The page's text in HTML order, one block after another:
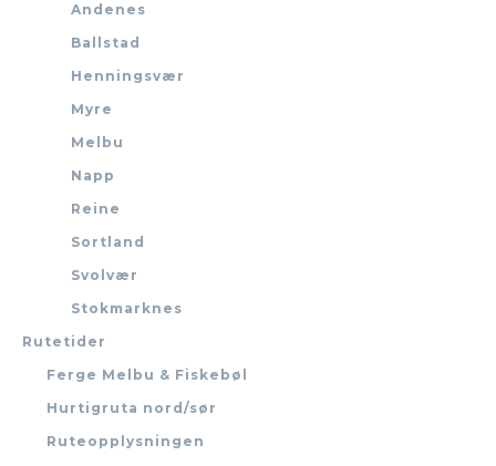
Andenes
Ballstad
Henningsvær
Myre
Melbu
Napp
Reine
Sortland
Svolvær
Stokmarknes
Rutetider
Ferge Melbu & Fiskebøl
Hurtigruta nord/sør
Ruteopplysningen